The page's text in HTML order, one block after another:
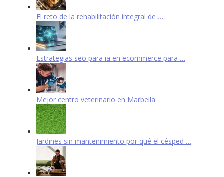
El reto de la rehabilitación integral de …
Estrategias seo para ia en ecommerce para …
Mejor centro veterinario en Marbella
Jardines sin mantenimiento por qué el césped …